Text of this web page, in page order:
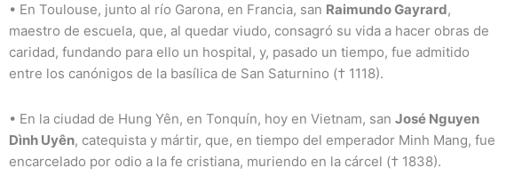
• En Toulouse, junto al río Garona, en Francia, san Raimundo Gayrard,
maestro de escuela, que, al quedar viudo, consagró su vida a hacer obras de
caridad, fundando para ello un hospital, y, pasado un tiempo, fue admitido
entre los canónigos de la basílica de San Saturnino († 1118).
• En la ciudad de Hung Yên, en Tonquín, hoy en Vietnam, san José Nguyen
Dình Uyên, catequista y mártir, que, en tiempo del emperador Minh Mang, fue
encarcelado por odio a la fe cristiana, muriendo en la cárcel († 1838).